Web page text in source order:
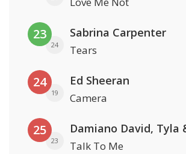
23
24
Sabrina Carpenter
Tears
24
19
Ed Sheeran
Camera
25
23 Talk To Me